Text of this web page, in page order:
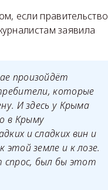
если правительство
заявила
произойдёт
которые
И здесь у Крыма
в Крыму
и сладких вин и
земле и к лозе.
спрос, был бы этот